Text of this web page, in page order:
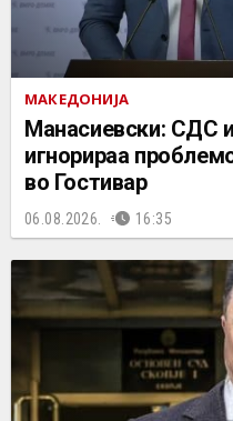
МАКЕДОНИЈА
Манасиевски: СДС
игнорираа
во Гостивар
06.08.2026. 16:35